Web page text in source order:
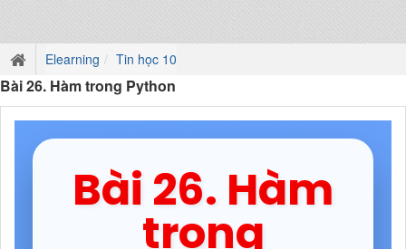
Elearning Tin học 10
Bài 26. Hàm trong Python